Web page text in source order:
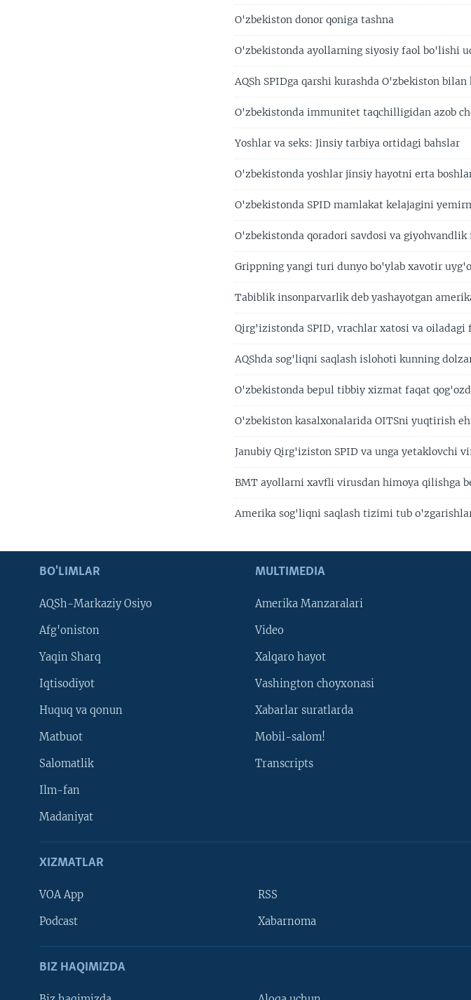
O'zbekiston donor qoniga tashna
O'zbekistonda ayollarning siyosiy faol bo'lishi
AQSh SPIDga qarshi kurashda O'zbekiston
O'zbekistonda immunitet taqchilligidan azob
Yoshlar va seks: Jinsiy tarbiya ortidagi bahslar
O'zbekistonda yoshlar jinsiy hayotni erta
O'zbekistonda SPID mamlakat kelajagini
O'zbekistonda qoradori savdosi va
Grippning yangi turi dunyo bo'ylab xavotir
Tabiblik insonparvarlik deb yashayotgan
Qirg'izistonda SPID, vrachlar xatosi va oiladagi
AQShda sog'liqni saqlash islohoti kunning
O'zbekistonda bepul tibbiy xizmat faqat
O'zbekiston kasalxonalarida OITSni yuqtirish
Janubiy Qirg'iziston SPID va unga yetaklovchi
BMT ayollarni xavfli virusdan himoya qilishga
Amerika sog'liqni saqlash tizimi tub
BO'LIMLAR
AQSh-Markaziy Osiyo
Afg'oniston
Yaqin Sharq
Iqtisodiyot
Huquq va qonun
Matbuot
Salomatlik
Ilm-fan
Madaniyat
MULTIMEDIA
Amerika Manzaralari
Video
Xalqaro hayot
Vashington choyxonasi
Xabarlar suratlarda
Mobil-salom!
Transcripts
XIZMATLAR
VOA App
Podcast
RSS
Xabarnoma
BIZ HAQIMIZDA